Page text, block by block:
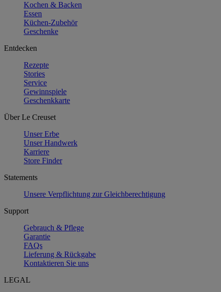
Kochen & Backen
Essen
Küchen-Zubehör
Geschenke
Entdecken
Rezepte
Stories
Service
Gewinnspiele
Geschenkkarte
Über Le Creuset
Unser Erbe
Unser Handwerk
Karriere
Store Finder
Statements
Unsere Verpflichtung zur Gleichberechtigung
Support
Gebrauch & Pflege
Garantie
FAQs
Lieferung & Rückgabe
Kontaktieren Sie uns
LEGAL